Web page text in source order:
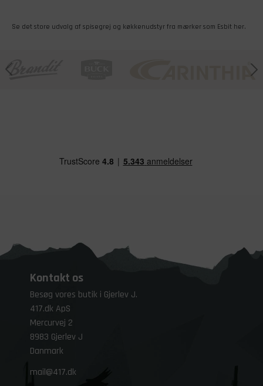
Se det store udvalg af spisegrej og køkkenudstyr fra mærker som Esbit her.
Kontakt os
Besøg vores butik i Gjerlev J.
417.dk ApS
Mercurvej 2
8983 Gjerlev J
Danmark
mail@417.dk